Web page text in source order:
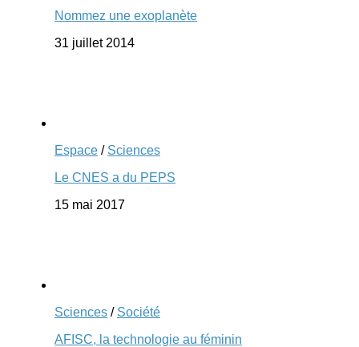
Nommez une exoplanète
31 juillet 2014
Espace / Sciences
Le CNES a du PEPS
15 mai 2017
Sciences / Société
AFISC, la technologie au féminin